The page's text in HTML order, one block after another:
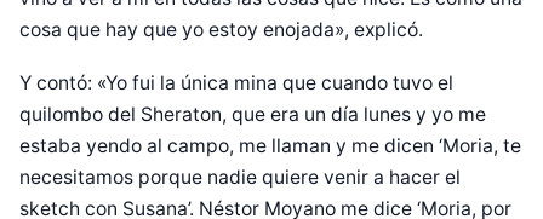
cosa que hay que yo estoy enojada», explicó.
Y contó: «Yo fui la única mina que cuando tuvo el
quilombo del Sheraton, que era un día lunes y yo me
estaba yendo al campo, me llaman y me dicen ‘Moria, te
necesitamos porque nadie quiere venir a hacer el
sketch con Susana’. Néstor Moyano me dice ‘Moria, por